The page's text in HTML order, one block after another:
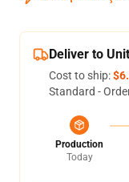
Deliver to
Cost to ship:
Standard -
Production
Today